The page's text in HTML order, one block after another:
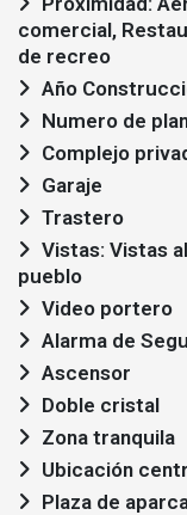
comercial,
de recreo
Año
Numero de
Complejo
Garaje
Trastero
pueblo
Video portero
Alarma de
Ascensor
Doble cristal
Zona tranquila
Ubicación
Plaza de